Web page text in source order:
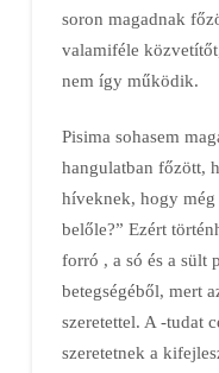
soron magadnak
valamiféle
nem így működik.
Pisima sohasem
hangulatban főzött,
híveknek, hogy még
belőle?” Ezért
forró , a só és a sült
betegségéből, mert
szeretettel. A -tudat
szeretetnek a